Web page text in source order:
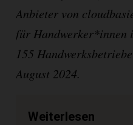
Anbieter von
für Handwerker*innen
155
August 2024.
Weiterlesen